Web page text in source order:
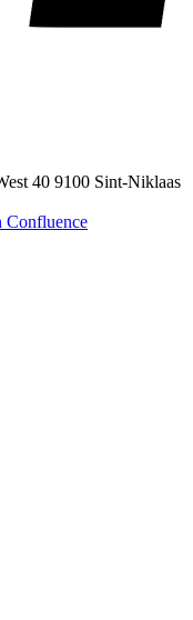
40 9100 Sint-Niklaas
Confluence